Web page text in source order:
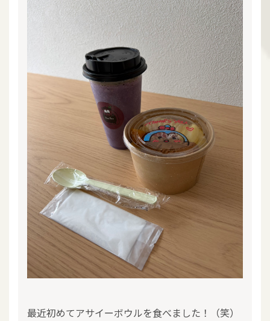
最近初めてアサイーボウルを食べました！（笑）